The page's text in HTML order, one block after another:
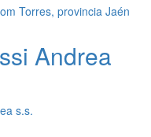
Torres, provincia Jaén
Andrea
s.s.